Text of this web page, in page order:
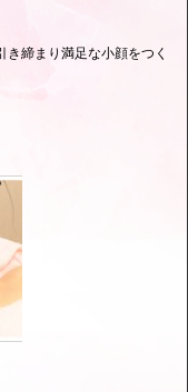
締まり満足な小顔をつく